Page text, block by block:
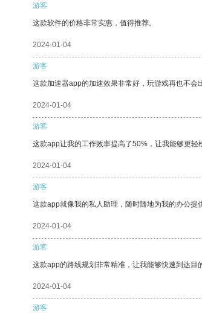
游客
这款软件的价格非常实惠，值得推荐。
2024-01-04
游客
这款加速器app的加速效果非常好，玩游戏再也不会
2024-01-04
游客
这款app让我的工作效率提高了50%，让我能够更轻
2024-01-04
游客
这款app就像我的私人助理，随时随地为我的办公提
2024-01-04
游客
这款app的路线规划非常精准，让我能够快速到达目
2024-01-04
游客